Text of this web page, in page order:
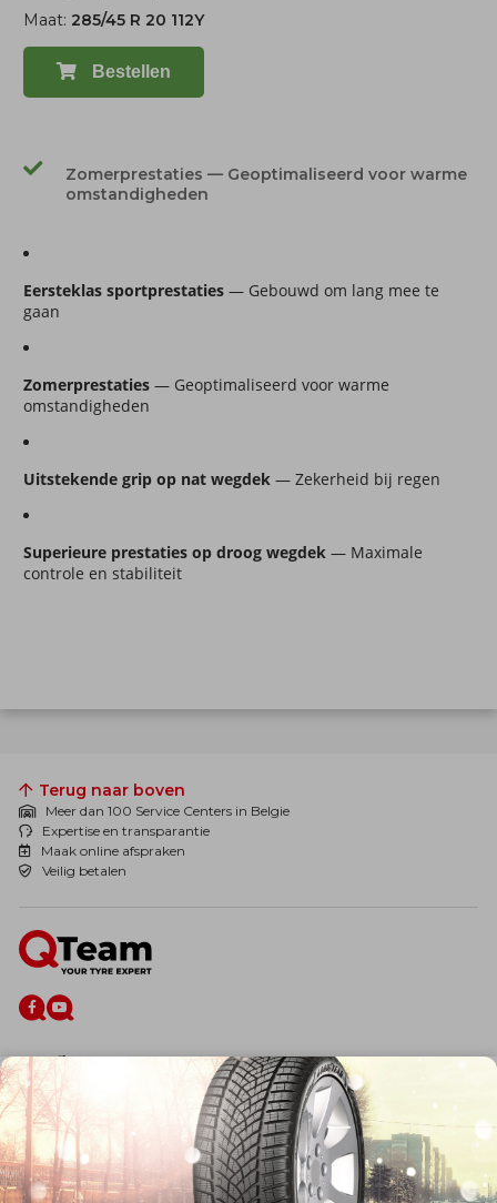
Maat: 285/45 R 20 112Y
Bestellen
Zomerprestaties — Geoptimaliseerd voor warme
omstandigheden
Eersteklas sportprestaties — Gebouwd om lang mee te
gaan
Zomerprestaties — Geoptimaliseerd voor warme
omstandigheden
Uitstekende grip op nat wegdek — Zekerheid bij regen
Superieure prestaties op droog wegdek — Maximale
controle en stabiliteit
Terug naar boven
Meer dan 100 Service Centers in Belgie
Expertise en transparantie
Maak online afspraken
Veilig betalen
De firma
Wie zijn wij?
Blog
Onze dienstverlening
Banden
Velgen
Diensten